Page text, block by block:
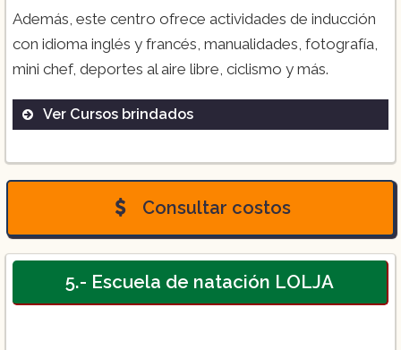
Además, este centro ofrece actividades de inducción
con idioma inglés y francés, manualidades, fotografía,
mini chef, deportes al aire libre, ciclismo y más.
Ver Cursos brindados
($1,500)
Consultar costos
5.- Escuela de natación LOLJA